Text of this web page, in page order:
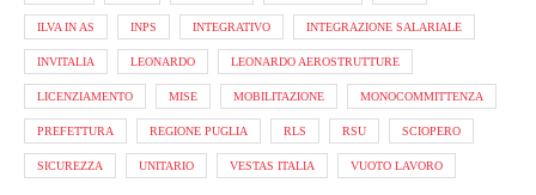
ILVA IN AS INPS INTEGRATIVO INTEGRAZIONE SALARIALE
INVITALIA LEONARDO LEONARDO AEROSTRUTTURE
LICENZIAMENTO MISE MOBILITAZIONE MONOCOMMITTENZA
PREFETTURA REGIONE PUGLIA RLS RSU SCIOPERO
SICUREZZA UNITARIO VESTAS ITALIA VUOTO LAVORO